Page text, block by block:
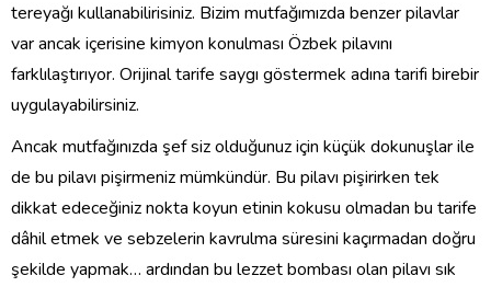
tereyağı kullanabilirisiniz. Bizim mutfağımızda benzer pilavlar
var ancak içerisine kimyon konulması Özbek pilavını
farklılaştırıyor. Orijinal tarife saygı göstermek adına tarifi birebir
uygulayabilirsiniz.
Ancak mutfağınızda şef siz olduğunuz için küçük dokunuşlar ile
de bu pilavı pişirmeniz mümkündür. Bu pilavı pişirirken tek
dikkat edeceğiniz nokta koyun etinin kokusu olmadan bu tarife
dâhil etmek ve sebzelerin kavrulma süresini kaçırmadan doğru
şekilde yapmak… ardından bu lezzet bombası olan pilavı sık